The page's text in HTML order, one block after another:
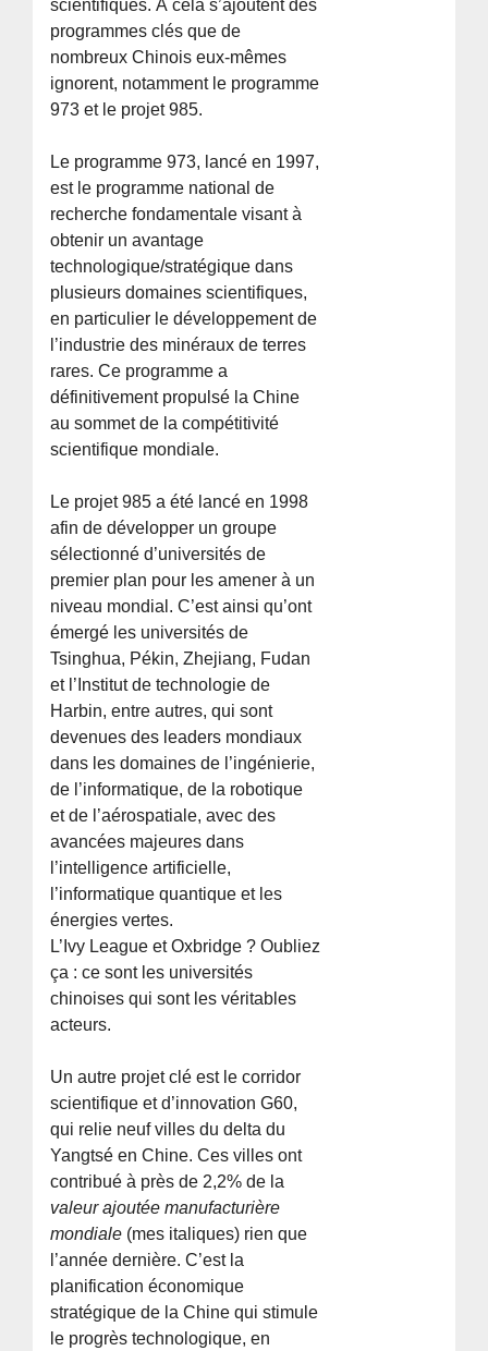
scientifiques. À cela s’ajoutent des
programmes clés que de
nombreux Chinois eux-mêmes
ignorent, notamment le programme
973 et le projet 985.
Le programme 973, lancé en 1997,
est le programme national de
recherche fondamentale visant à
obtenir un avantage
technologique/stratégique dans
plusieurs domaines scientifiques,
en particulier le développement de
l’industrie des minéraux de terres
rares. Ce programme a
définitivement propulsé la Chine
au sommet de la compétitivité
scientifique mondiale.
Le projet 985 a été lancé en 1998
afin de développer un groupe
sélectionné d’universités de
premier plan pour les amener à un
niveau mondial. C’est ainsi qu’ont
émergé les universités de
Tsinghua, Pékin, Zhejiang, Fudan
et l’Institut de technologie de
Harbin, entre autres, qui sont
devenues des leaders mondiaux
dans les domaines de l’ingénierie,
de l’informatique, de la robotique
et de l’aérospatiale, avec des
avancées majeures dans
l’intelligence artificielle,
l’informatique quantique et les
énergies vertes.
L’Ivy League et Oxbridge ? Oubliez
ça : ce sont les universités
chinoises qui sont les véritables
acteurs.
Un autre projet clé est le corridor
scientifique et d’innovation G60,
qui relie neuf villes du delta du
Yangtsé en Chine. Ces villes ont
contribué à près de 2,2% de la
valeur ajoutée manufacturière
mondiale (mes italiques) rien que
l’année dernière. C’est la
planification économique
stratégique de la Chine qui stimule
le progrès technologique, en